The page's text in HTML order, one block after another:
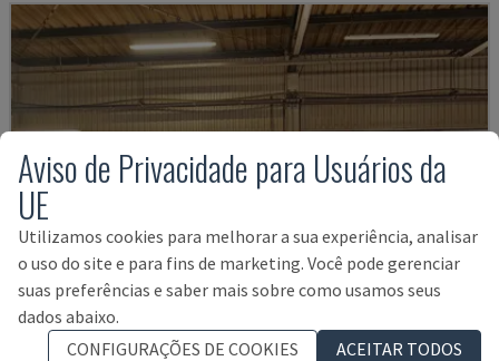
Aviso de Privacidade para Usuários da
UE
Utilizamos cookies para melhorar a sua experiência, analisar
o uso do site e para fins de marketing. Você pode gerenciar
suas preferências e saber mais sobre como usamos seus
dados abaixo.
CONFIGURAÇÕES DE COOKIES
ACEITAR TODOS